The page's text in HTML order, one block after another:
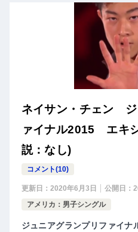
ネイサン・チェン ジ
ァイナル2015 エキ
説：なし)
コメント(10)
更新日： 2020年6月3日 公開日：
アメリカ：男子シングル
ジュニアグランプリファイナ